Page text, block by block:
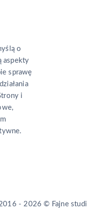
o
aspekty
sprawę
i
- 2026 © Fajne